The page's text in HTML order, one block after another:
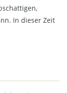
In dieser Zeit